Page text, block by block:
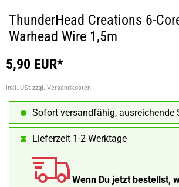
ThunderHead Creations 6-
Warhead Wire 1,5m
5,90 EUR*
inkl. USt zzgl. Versandkosten
Sofort versandfähig, ausreichende
Lieferzeit 1-2 Werktage
Wenn Du jetzt bestellst,